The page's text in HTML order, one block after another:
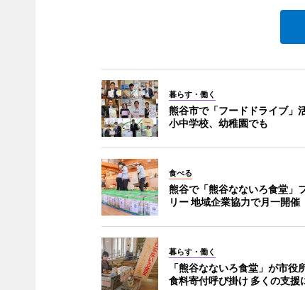
暮らす・働く
熊谷市で「フードドライブ」
小中学校、幼稚園でも
食べる
熊谷で「熊谷なないろ食堂」
リー 地域企業協力で月一開催
暮らす・働く
「熊谷なないろ食堂」が市役
食料寄付呼び掛け 多くの支援